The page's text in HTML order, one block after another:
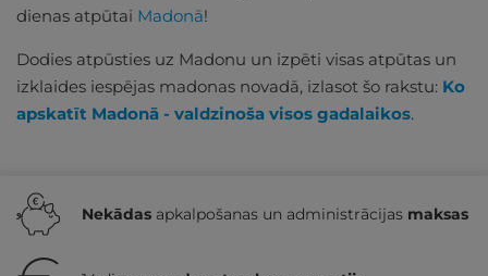
dienas atpūtai Madonā!
Dodies atpūsties uz Madonu un izpēti visas atpūtas un
izklaides iespējas madonas novadā, izlasot šo rakstu: Ko
apskatīt Madonā - valdzinoša visos gadalaikos.
Nekādas apkalpošanas un administrācijas maksas